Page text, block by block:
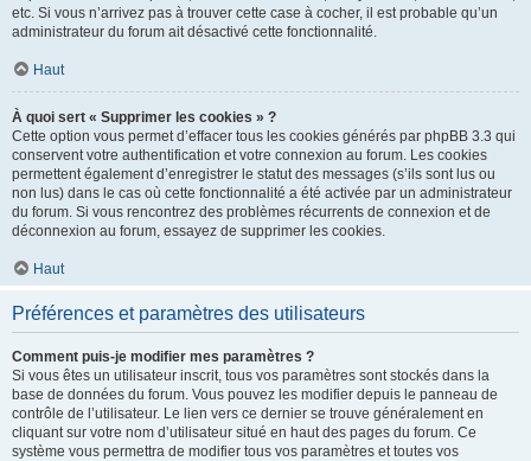
etc. Si vous n’arrivez pas à trouver cette case à cocher, il est probable qu’un
administrateur du forum ait désactivé cette fonctionnalité.
Haut
À quoi sert « Supprimer les cookies » ?
Cette option vous permet d’effacer tous les cookies générés par phpBB 3.3 qui
conservent votre authentification et votre connexion au forum. Les cookies
permettent également d’enregistrer le statut des messages (s’ils sont lus ou
non lus) dans le cas où cette fonctionnalité a été activée par un administrateur
du forum. Si vous rencontrez des problèmes récurrents de connexion et de
déconnexion au forum, essayez de supprimer les cookies.
Haut
Préférences et paramètres des utilisateurs
Comment puis-je modifier mes paramètres ?
Si vous êtes un utilisateur inscrit, tous vos paramètres sont stockés dans la
base de données du forum. Vous pouvez les modifier depuis le panneau de
contrôle de l’utilisateur. Le lien vers ce dernier se trouve généralement en
cliquant sur votre nom d’utilisateur situé en haut des pages du forum. Ce
système vous permettra de modifier tous vos paramètres et toutes vos